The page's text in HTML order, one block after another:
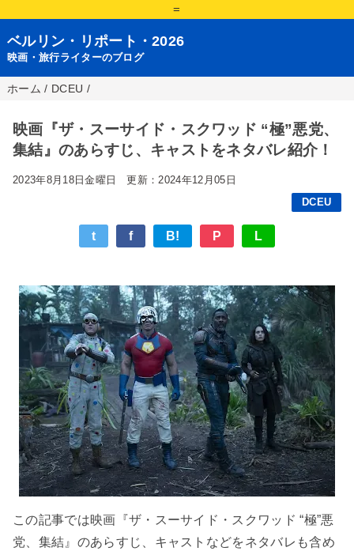
=
ベルリン・リポート・2026
映画・旅行ライターのブログ
ホーム / DCEU /
映画『ザ・スーサイド・スクワッド “極”悪党、
集結』のあらすじ、キャストをネタバレ紹介！
2023年8月18日金曜日
更新：2024年12月05日
DCEU
t f B! P L
この記事では映画『ザ・スーサイド・スクワッド “極”悪
党、集結』のあらすじ、キャストなどをネタバレも含め